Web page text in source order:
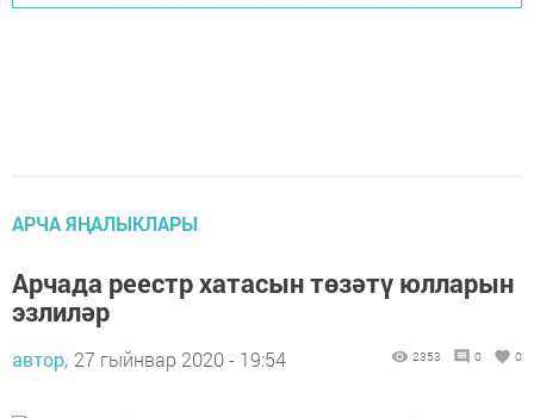
АРЧА ЯҢАЛЫКЛАРЫ
Арчада реестр хатасын төзәтү юлларын
эзлиләр
автор, 27 гыйнвар 2020 - 19:54 2353 0 0